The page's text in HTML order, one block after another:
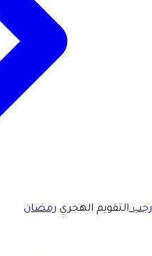
رجبالتقويم الهجري رمضان